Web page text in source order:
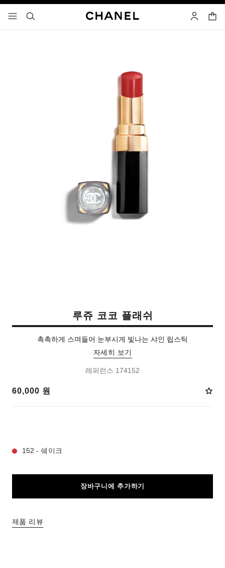
메뉴 - 기본 탐색
- 네비게이션
검색 마이 페
장바
루쥬 코코 플래쉬
촉촉하게 스며들어 눈부시게 빛나는 샤인 립스틱
자세히 보기
레퍼런스 174152
60,000 원
152 - 쉐이크
장바구니에 추가하기
제품 리뷰